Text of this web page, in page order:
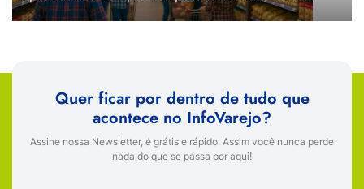
Quer ficar por dentro de tudo que
acontece no InfoVarejo?
Assine nossa Newsletter, é grátis e rápido. Assim você nunca perde
nada do que se passa por aqui!